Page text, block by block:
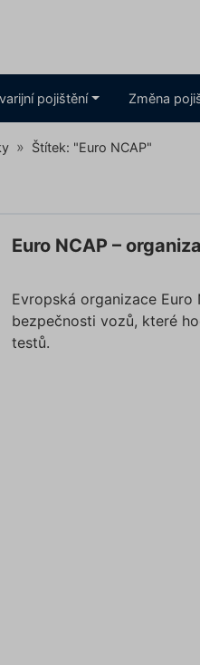
pojištění Změna
Štítek: "Euro NCAP"
Euro NCAP –
Evropská organizace
bezpečnosti vozů, které
testů.